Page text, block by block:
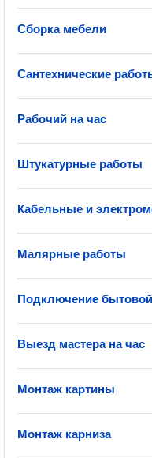
Сборка мебели
Сантехнические
Рабочий на час
Штукатурные работы
Кабельные и
Малярные работы
Подключение бытовой
Выезд мастера на час
Монтаж картины
Монтаж карниза